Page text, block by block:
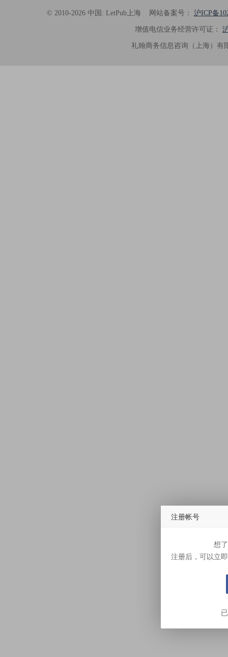
© 2010-2026 中国: LetPub上海网站备案号： 沪ICP备
增值电信业务经营许可证：
礼翰商务信息咨询（上海）
注册帐号
想
注册后，可以立